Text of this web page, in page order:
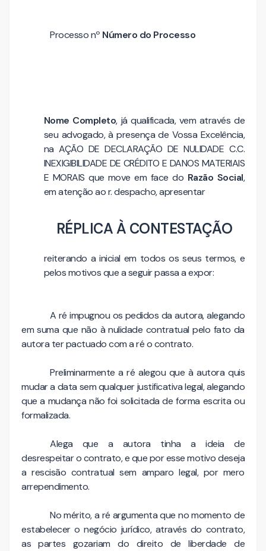
Processo nº Número do Processo
Nome Completo, já qualificada, vem através de
seu advogado, à presença de Vossa Excelência,
na AÇÃO DE DECLARAÇÃO DE NULIDADE C.C.
INEXIGIBILIDADE DE CRÉDITO E DANOS MATERIAIS
E MORAIS que move em face do Razão Social,
em atenção ao r. despacho, apresentar
RÉPLICA À CONTESTAÇÃO
reiterando a inicial em todos os seus termos, e
pelos motivos que a seguir passa a expor:
A ré impugnou os pedidos da autora, alegando
em suma que não à nulidade contratual pelo fato da
autora ter pactuado com a ré o contrato.
Preliminarmente a ré alegou que à autora quis
mudar a data sem qualquer justificativa legal, alegando
que a mudança não foi solicitada de forma escrita ou
formalizada.
Alega que a autora tinha a ideia de
desrespeitar o contrato, e que por esse motivo deseja
a rescisão contratual sem amparo legal, por mero
arrependimento.
No mérito, a ré argumenta que no momento de
estabelecer o negócio jurídico, através do contrato,
as partes gozariam do direito de liberdade de